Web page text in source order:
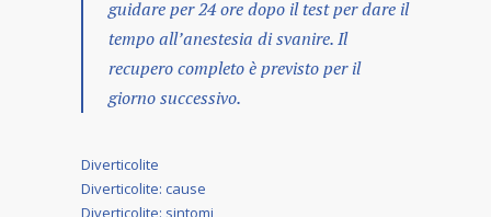
guidare per 24 ore dopo il test per dare il
tempo all’anestesia di svanire. Il
recupero completo è previsto per il
giorno successivo.
Diverticolite
Diverticolite: cause
Diverticolite: sintomi